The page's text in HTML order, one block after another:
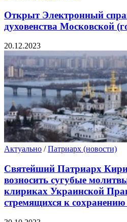
Открыт Электронный
духовенства Московской
20.12.2023
Актуально /Патриарх (новости)
Святейший Патриарх
возносить сугубые
клириках Украинской
стремящихся к сохранению